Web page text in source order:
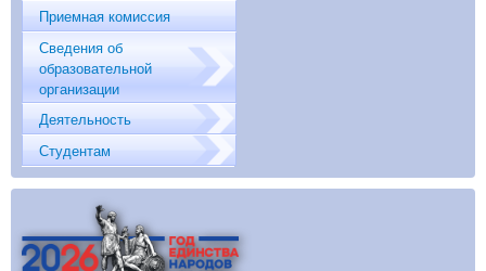
Приемная комиссия
Сведения об
образовательной
организации
Деятельность
Студентам